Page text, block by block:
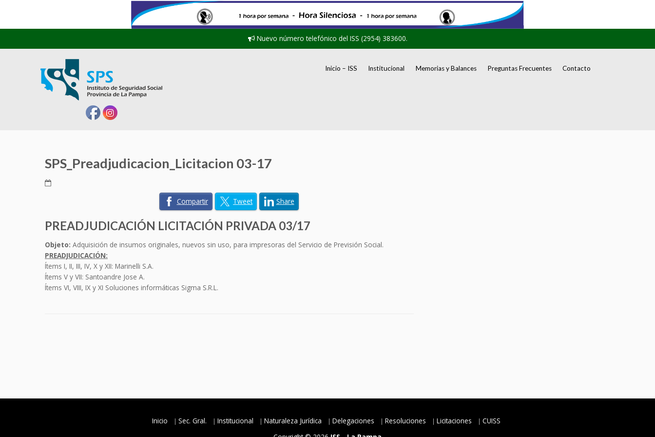
Nuevo número telefónico del ISS (2954) 383600.
Inicio – ISS Institucional Memorias y Balances Preguntas Frecuentes Contacto
SPS_Preadjudicacion_Licitacion 03-17
Compartir Tweet Share
PREADJUDICACIÓN LICITACIÓN PRIVADA 03/17
Objeto: Adquisición de insumos originales, nuevos sin uso, para impresoras del Servicio de Previsión Social.
PREADJUDICACIÓN:
Ítems I, II, III, IV, X y XII: Marinelli S.A.
Ítems V y VII: Santoandre Jose A.
Ítems VI, VIII, IX y XI Soluciones informáticas Sigma S.R.L.
Inicio Sec. Gral. Institucional Naturaleza Jurídica Delegaciones Resoluciones Licitaciones
CUISS